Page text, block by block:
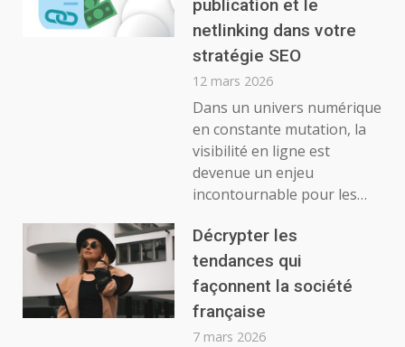
publication et le
netlinking dans votre
stratégie SEO
12 mars 2026
Dans un univers numérique
en constante mutation, la
visibilité en ligne est
devenue un enjeu
incontournable pour les…
Décrypter les
tendances qui
façonnent la société
française
7 mars 2026